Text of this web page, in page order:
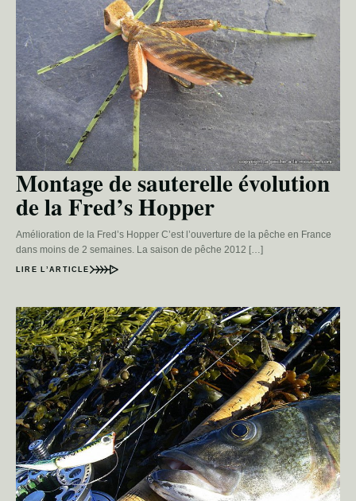
Montage de sauterelle évolution
de la Fred’s Hopper
Amélioration de la Fred’s Hopper C’est l’ouverture de la pêche en France
dans moins de 2 semaines. La saison de pêche 2012 […]
LIRE L’ARTICLE